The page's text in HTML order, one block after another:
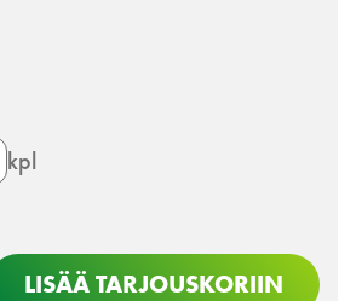
kpl
LISÄÄ TARJOUSKORIIN